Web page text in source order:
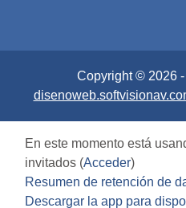
Copyright © 2026
En este momento está
invitados (Acceder)
Resumen de retención de
Descargar la app para